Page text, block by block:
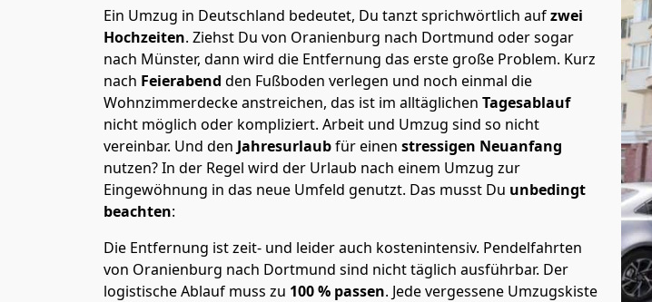
Ein Umzug in Deutschland bedeutet, Du tanzt sprichwörtlich aufzwei
Hochzeiten. Ziehst Du von Oranienburg nach Dortmund oder sogar
nach Münster, dann wird die Entfernung das erste große Problem. Kurz
nach Feierabend den Fußboden verlegen und noch einmal die
Wohnzimmerdecke anstreichen, das ist im alltäglichen Tagesablauf
nicht möglich oder kompliziert. Arbeit und Umzug sind so nicht
vereinbar. Und den Jahresurlaubfür einen stressigen Neuanfang
nutzen? In der Regel wird der Urlaub nach einem Umzug zur
Eingewöhnung in das neue Umfeld genutzt. Das musst Du unbedingt
beachten:
Die Entfernung ist zeit- und leider auch kostenintensiv. Pendelfahrten
von Oranienburg nach Dortmund sind nicht täglich ausführbar. Der
logistische Ablauf muss zu 100 % passen. Jede vergessene Umzugskiste